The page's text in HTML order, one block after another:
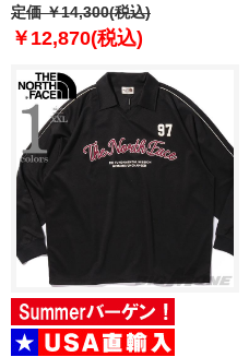
USA直輸入 nf0a8f0j-bri
定価 ￥14,300(税込)
￥12,870(税込)